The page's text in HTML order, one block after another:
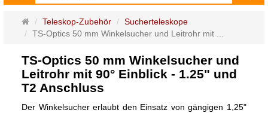
Startseite
Teleskop-Zubehör
Sucherteleskope
TS-Optics 50 mm Winkelsucher und Leitrohr mit ...
TS-Optics 50 mm Winkelsucher und
Leitrohr mit 90° Einblick - 1.25" und
T2 Anschluss
Der Winkelsucher erlaubt den Einsatz von gängigen 1,25"